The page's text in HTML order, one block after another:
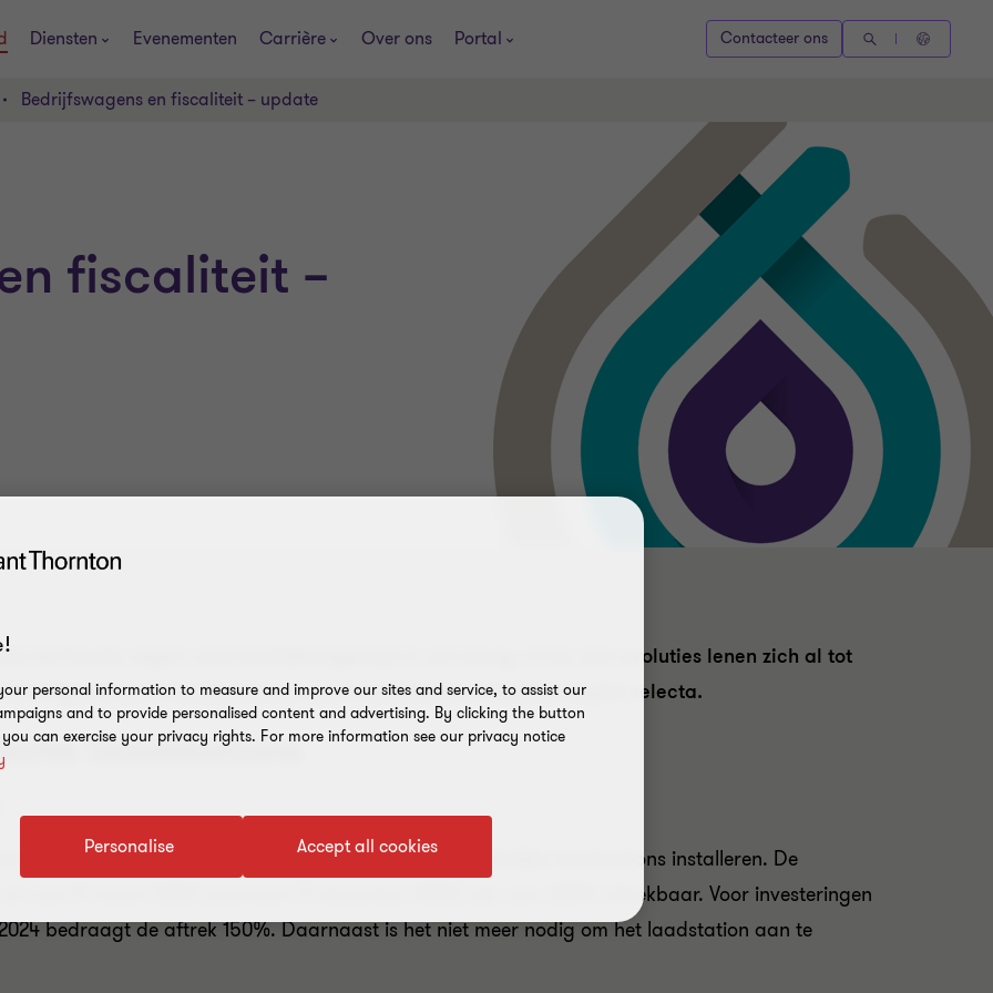
Diensten Evenementen Carrière Over ons Portal Contacteer ons
Bedrijfswagens en fiscaliteit – update
fiscaliteit –
de fiscale regels rond bedrijfswagens
is net droog, of de vele evoluties lenen zich al tot
ingaan op de laadstations, elektriciteitskosten en enkele capita selecta.
laadstations
stimulans voor ondernemingen die publiek toegankelijke laadstations installeren. De
met 31 maart 2023 (voorheen 31 december 2022) zijn voor 200% aftrekbaar. Voor investeringen
bedraagt de aftrek 150%. Daarnaast is het niet meer nodig om het laadstation aan te
personal information to measure and improve our sites and service, to assist our
and to provide personalised content and advertising. By clicking the button
can exercise your privacy rights. For more information see our privacy notice
Accept all cookies
Personalise